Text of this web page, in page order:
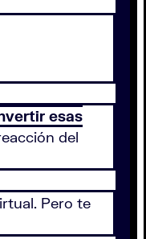
esas
del
Pero te